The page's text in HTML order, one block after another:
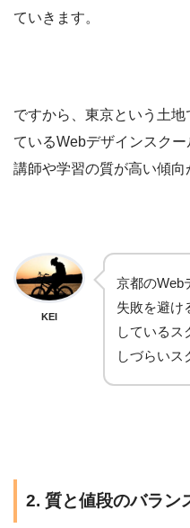
ていきます。
ですから、東京という土
ているWebデザインスク
講師や学習の質が高い傾向
KEI
京都のWeb
失敗を避け
しているス
しづらいス
2. 質と値段のバラン